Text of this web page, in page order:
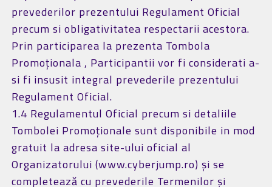
prevederilor prezentului Regulament Oficial
precum si obligativitatea respectarii acestora.
Prin participarea la prezenta Tombola
Promoționala , Participantii vor fi considerati a-
si fi insusit integral prevederile prezentului
Regulament Oficial.
1.4 Regulamentul Oficial precum si detaliile
Tombolei Promoționale sunt disponibile in mod
gratuit la adresa site-ului oficial al
Organizatorului (www.cyberjump.ro) și se
completează cu prevederile Termenilor și